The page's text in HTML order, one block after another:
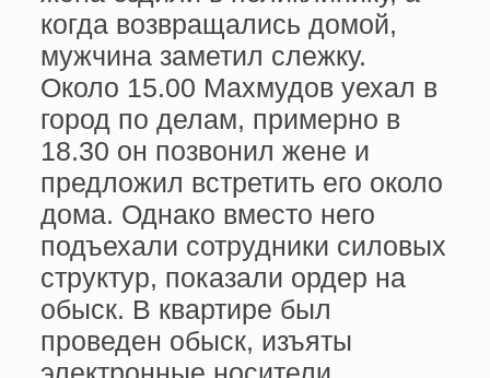
когда возвращались домой,
мужчина заметил слежку.
Около 15.00 Махмудов уехал в
город по делам, примерно в
18.30 он позвонил жене и
предложил встретить его около
дома. Однако вместо него
подъехали сотрудники силовых
структур, показали ордер на
обыск. В квартире был
проведен обыск, изъяты